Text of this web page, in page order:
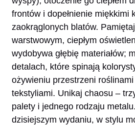
frontów i dopełnienie miękkimi
zaokrąglonych blatów.
warstwowym, ciepłym
wydobywa głębię materiałów;
detalach, które spinają
ożywieniu przestrzeni
tekstyliami. Unikaj chaosu –
palety i jednego rodzaju
dzisiejszym wydaniu, w stylu